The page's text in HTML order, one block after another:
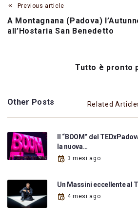
Previous article
A Montagnana (Padova)
all’Hostaria San Benedetto
Tutto è pronto
Other Posts Related
Il “BOOM” del
la nuova…
3 mesi ago
Un Massini eccellente al
4 mesi ago